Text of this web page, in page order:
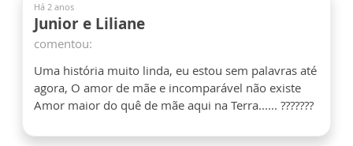
Há 2 anos
Junior e Liliane
comentou:
Uma história muito linda, eu estou sem palavras até
agora, O amor de mãe e incomparável não existe
Amor maior do quê de mãe aqui na Terra...... ???????